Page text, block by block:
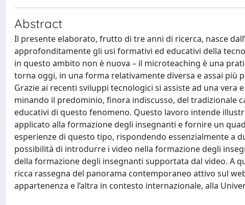
Abstract
Il presente elaborato, frutto di tre anni di ricerca, nasce
approfonditamente gli usi formativi ed educativi della
in questo ambito non è nuova – il microteaching è una
torna oggi, in una forma relativamente diversa e assai più
Grazie ai recenti sviluppi tecnologici si assiste ad una
minando il predominio, finora indiscusso, del tradizionale
educativi di questo fenomeno. Questo lavoro intende
applicato alla formazione degli insegnanti e fornire un
esperienze di questo tipo, rispondendo essenzialmente a
possibilità di introdurre i video nella formazione degli
della formazione degli insegnanti supportata dal video. A
ricca rassegna del panorama contemporaneo attivo sul
appartenenza e l’altra in contesto internazionale, alla